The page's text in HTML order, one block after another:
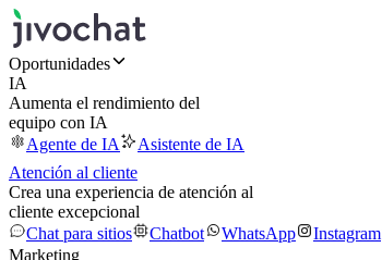
Oportunidades
IA
Aumenta el rendimiento del
equipo con IA
Agente de IA
Asistente de IA
Atención al cliente
Crea una experiencia de atención al
cliente excepcional
Chat para sitios
Chatbot WhatsApp Instagram
Marketing